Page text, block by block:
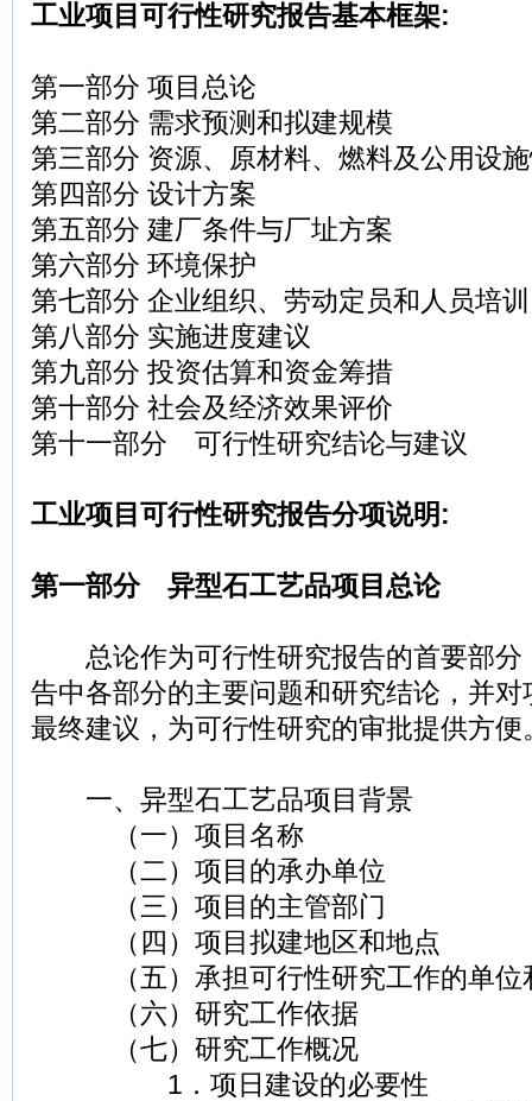
工业项目可行性研究报告基本框架:
第一部分 项目总论
第二部分 需求预测和拟建规模
第三部分 资源、原材料、燃料及公用设
第四部分 设计方案
第五部分 建厂条件与厂址方案
第六部分 环境保护
第七部分 企业组织、劳动定员和人员培
第八部分 实施进度建议
第九部分 投资估算和资金筹措
第十部分 社会及经济效果评价
第十一部分 可行性研究结论与建议
工业项目可行性研究报告分项说明:
第一部分 异型石工艺品项目总论
总论作为可行性研究报告的首要部分
告中各部分的主要问题和研究结论，并
最终建议，为可行性研究的审批提供方便
一、异型石工艺品项目背景
（一）项目名称
（二）项目的承办单位
（三）项目的主管部门
（四）项目拟建地区和地点
（五）承担可行性研究工作的单位
（六）研究工作依据
（七）研究工作概况
1．项日建设的必要性